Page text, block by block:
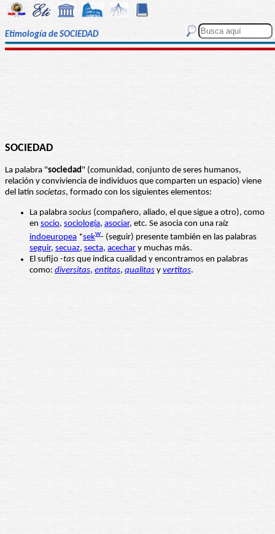
Etimología de SOCIEDAD
SOCIEDAD
La palabra "sociedad" (comunidad, conjunto de seres humanos,
relación y conviviencia de individuos que comparten un espacio) viene
del latín societas, formado con los siguientes elementos:
La palabra socius (compañero, aliado, el que sigue a otro), como
en socio, sociología, asociar, etc. Se asocia con una raíz
indoeuropea *sekw- (seguir) presente también en las palabras
seguir, secuaz, secta, acechar y muchas más.
El sufijo -tas que indica cualidad y encontramos en palabras
como: diversitas, entitas, qualitas y vertitas.